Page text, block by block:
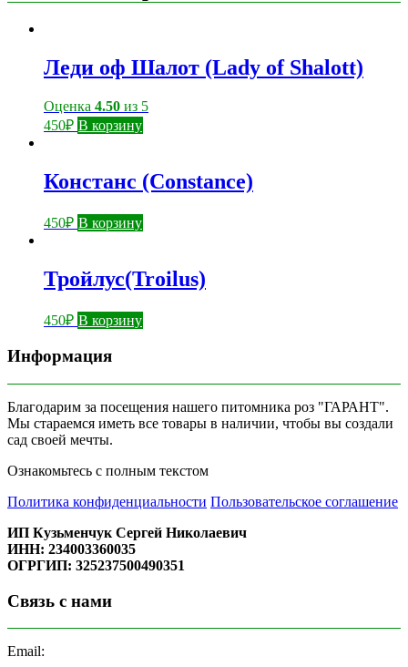
Леди оф Шалот (Lady of Shalott)
Оценка 4.50 из 5
450₽ В корзину
Констанс (Constance)
450₽ В корзину
Тройлус(Troilus)
450₽ В корзину
Информация
Благодарим за посещения нашего питомника роз "ГАРАНТ".
Мы стараемся иметь все товары в наличии, чтобы вы создали
сад своей мечты.
Ознакомьтесь с полным текстом
Политика конфиденциальности Пользовательское соглашение
ИП Кузьменчук Сергей Николаевич
ИНН: 234003360035
ОГРГИП: 325237500490351
Связь с нами
Email: